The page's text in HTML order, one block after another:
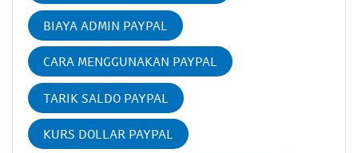
BIAYA ADMIN PAYPAL
CARA MENGGUNAKAN PAYPAL
TARIK SALDO PAYPAL
KURS DOLLAR PAYPAL